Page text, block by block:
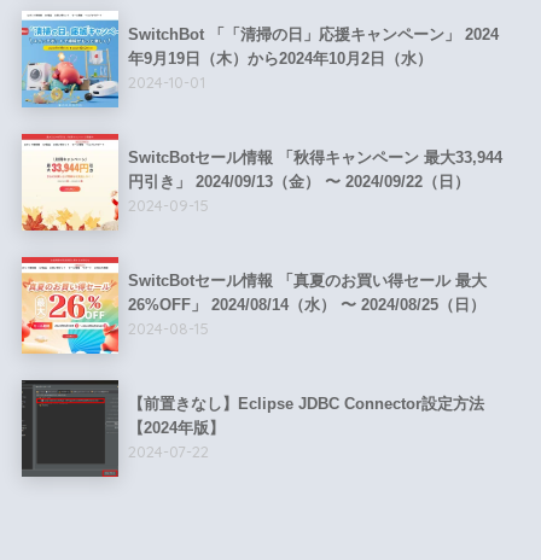
SwitchBot 「「清掃の日」応援キャンペーン」 2024
年9月19日（木）から2024年10月2日（水）
2024-10-01
SwitcBotセール情報 「秋得キャンペーン 最大33,944
円引き」 2024/09/13（金） 〜 2024/09/22（日）
2024-09-15
SwitcBotセール情報 「真夏のお買い得セール 最大
26%OFF」 2024/08/14（水） 〜 2024/08/25（日）
2024-08-15
【前置きなし】Eclipse JDBC Connector設定方法
【2024年版】
2024-07-22